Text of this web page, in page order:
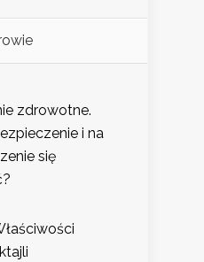
zdrowotne.
i na
się